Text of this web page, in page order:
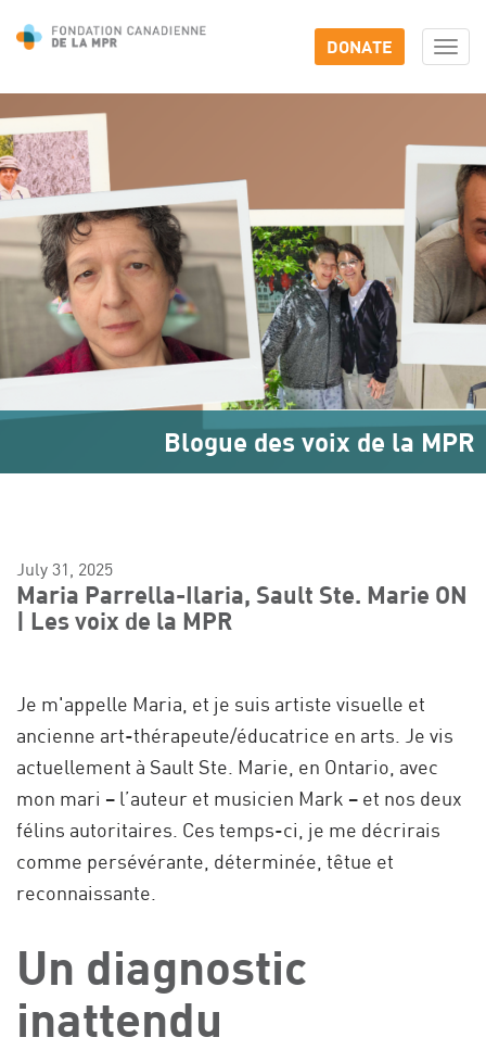
DONATE
Blogue des voix de la MPR
July 31, 2025
Maria Parrella-Ilaria, Sault Ste. Marie ON
| Les voix de la MPR
Je m'appelle Maria, et je suis artiste visuelle et
ancienne art-thérapeute/éducatrice en arts. Je vis
actuellement à Sault Ste. Marie, en Ontario, avec
mon mari – l’auteur et musicien Mark – et nos deux
félins autoritaires. Ces temps-ci, je me décrirais
comme persévérante, déterminée, têtue et
reconnaissante.
Un diagnostic
inattendu